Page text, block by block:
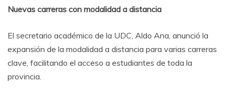
Nuevas carreras con modalidad a distancia
El secretario académico de la UDC, Aldo Ana, anunció la
expansión de la modalidad a distancia para varias carreras
clave, facilitando el acceso a estudiantes de toda la
provincia.